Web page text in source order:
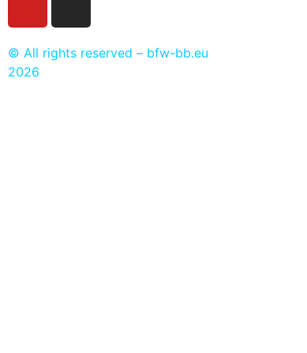
© All rights reserved – bfw-bb.eu
2026